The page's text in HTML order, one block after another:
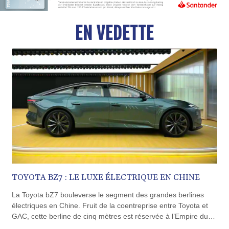
BND 1.481323
BRL 5.876989
BSD 1.155995
BTN 110.001186
BWP 15.603479
BYN 3.442212
BYR
22660.258427
BZD 2.324897
CAD 1.613446
CDF
2615.761404
CHF 0.934181
CLF 0.026749
1056.199727
CNY 7.801146
CNH 7.796152
COP
EN VEDETTE
TOYOTA BZ7 : LE LUXE ÉLECTRIQUE EN CHINE
La Toyota bZ7 bouleverse le segment des grandes berlines
électriques en Chine. Fruit de la coentreprise entre Toyota et
GAC, cette berline de cinq mètres est réservée à l’Empire du